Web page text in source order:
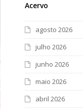
Acervo
agosto 2026
julho 2026
junho 2026
maio 2026
abril 2026